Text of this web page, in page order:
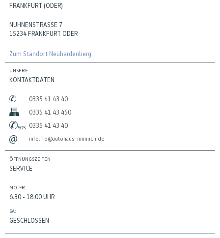
FRANKFURT (ODER)
NUHNENSTRASSE 7
15234 FRANKFURT ODER
Zum Standort Neuhardenberg
UNSERE
KONTAKTDATEN
0335 41 43 40
0335 41 43 450
0335 41 43 40
info.ffo@autohaus-minnich.de
ÖFFNUNGSZEITEN
SERVICE
MO-FR:
6.30 - 18.00 UHR
SA:
GESCHLOSSEN